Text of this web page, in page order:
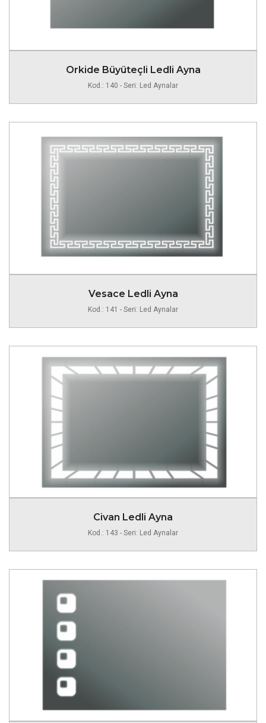
Orkide Büyüteçli Ledli Ayna
Kod.: 140 - Seri: Led Aynalar
Vesace Ledli Ayna
Kod.: 141 - Seri: Led Aynalar
Civan Ledli Ayna
Kod.: 143 - Seri: Led Aynalar